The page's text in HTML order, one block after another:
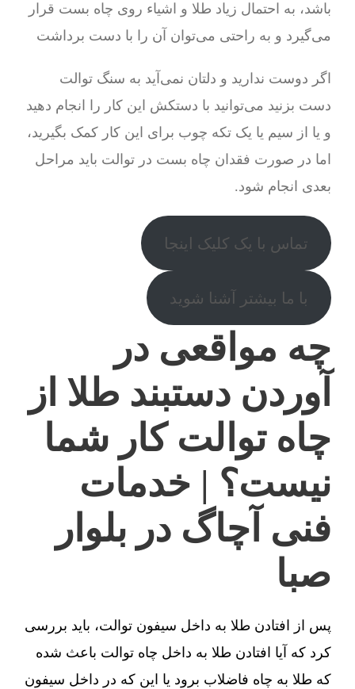
باشد، به احتمال زیاد طلا و اشیاء روی چاه بست قرار
می‌گیرد و به راحتی می‌توان آن را با دست برداشت
اگر دوست ندارید و دلتان نمی‌آید به سنگ توالت
دست بزنید می‌توانید با دستکش این کار را انجام دهید
و یا از سیم یا یک تکه چوب برای این کار کمک بگیرید،
اما در صورت فقدان چاه بست در توالت باید مراحل
بعدی انجام شود.
تماس با یک کلیک اینجا
با ما بیشتر آشنا شوید
چه مواقعی در
آوردن دستبند طلا از
چاه توالت کار شما
نیست؟ | خدمات
فنی آچاگ در بلوار
صبا
پس از افتادن طلا به داخل سیفون توالت، باید بررسی
کرد که آیا افتادن طلا به داخل چاه توالت باعث شده
که طلا به چاه فاضلاب برود یا این که در داخل سیفون